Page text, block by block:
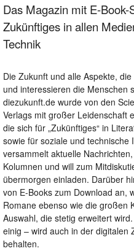
Das Magazin mit E-
Zukünftiges in allen
Technik
Die Zukunft und alle Aspekte,
und interessieren die Menschen
diezukunft.de wurde von den
Verlags mit großer Leidenschaft
die sich für „Zukünftiges“ in
sowie für soziale und
versammelt aktuelle
Kolumnen und will zum
übermorgen einladen. Darüber
von E-Books zum Download an,
Romane ebenso wie die großen
Auswahl, die stetig erweitert
einig – wird auch in der digitalen
behalten.